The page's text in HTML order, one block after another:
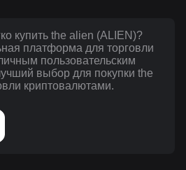
купить the alien (ALIEN)?
платформа для торговли
пользовательским
выбор для покупки the
криптовалютами.